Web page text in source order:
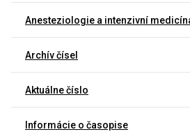
Anesteziologie a intenzivní
Archív čísel
Aktuálne číslo
Informácie o časopise